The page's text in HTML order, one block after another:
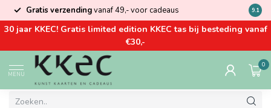
Gratis verzendingvanaf 49,- voor cadeaus Kom
9.1
30 jaar KKEC! Gratis limited edition KKEC tas bij besteding vanaf
€30,-
MENU
0